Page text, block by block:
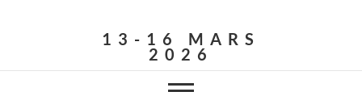
13-16 MARS
2026